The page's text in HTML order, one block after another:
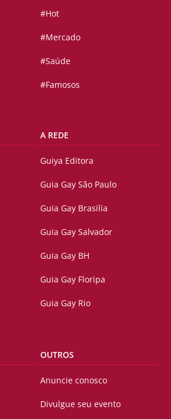
#Hot
#Mercado
#Saúde
#Famosos
A REDE
Guiya Editora
Guia Gay São Paulo
Guia Gay Brasilia
Guia Gay Salvador
Guia Gay BH
Guia Gay Floripa
Guia Gay Rio
OUTROS
Anuncie conosco
Divulgue seu evento